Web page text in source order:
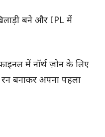
बने और IPL में
में नॉर्थ ज़ोन के लिए
बनाकर अपना पहला